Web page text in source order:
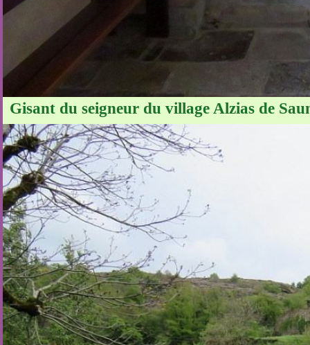
Gisant du seigneur du village Alzias de